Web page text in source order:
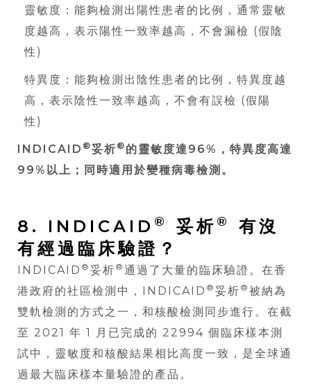
靈敏度：能夠檢測出陽性患者的比例，通常靈敏
度越高，表示陽性一致率越高，不會漏檢 (假陰
性)
特異度：能夠檢測出陰性患者的比例，特異度越
高，表示陰性一致率越高，不會有誤檢 (假陽
性)
INDICAID ®妥析 ® 的靈敏度達96%，特異度高達
99%以上；同時適用於變種病毒檢測。
8. INDICAID ® 妥析 ®
有沒
有經過臨床驗證？
INDICAID ® 妥析 ® 通過了大量的臨床驗證。在香
港政府的社區檢測中，INDICAID ® 妥析 ® 被納為
雙軌檢測的方式之一，和核酸檢測同步進行。在截
至 2021 年 1 月已完成的 22994 個臨床樣本測
試中，靈敏度和核酸結果相比高度一致，是全球通
過最大臨床樣本量驗證的產品。